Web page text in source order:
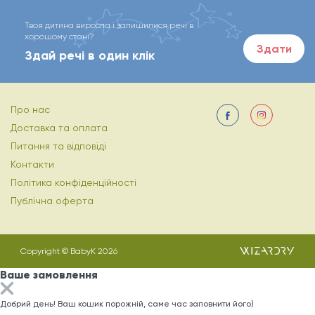
Твоя дитина виросла і залишилися речі в
хорошому стані?
Здай речі в один клік Здати
Про нас
Доставка та оплата
Питання та відповіді
Контакти
Політика конфіденційності
Публічна оферта
Copyright © BabyK 2026
Ваше замовлення
Добрий день! Ваш кошик порожній, саме час заповнити його)